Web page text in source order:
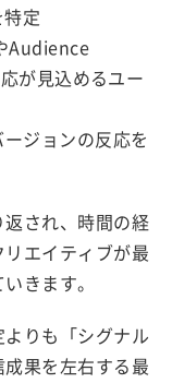
定
Audience
が見込めるユー
ジョンの反応を
され、時間の経
エイティブが最
きます。
りも「シグナル
果を左右する最